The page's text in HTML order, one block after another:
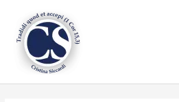
contenuto